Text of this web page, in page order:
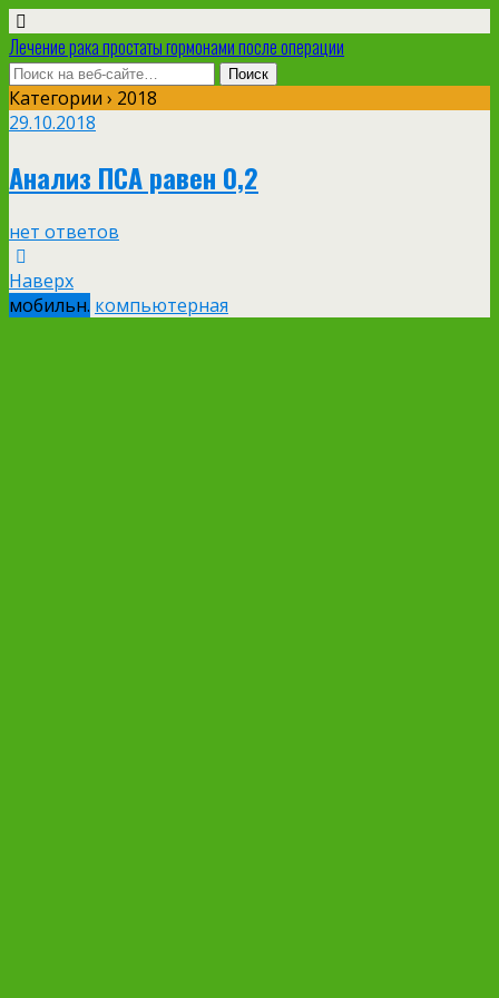
Лечение рака простаты гормонами после операции
Категории › 2018
29.10.2018
Анализ ПСА равен 0,2
нет ответов
Наверх
мобильн. компьютерная